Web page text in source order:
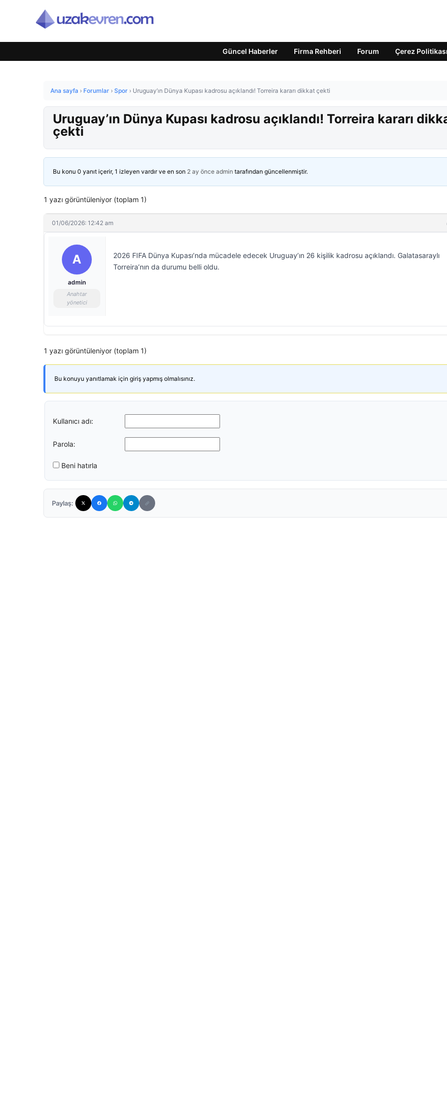
Güncel Haberler Firma Rehberi Forum Çerez Politikası
Ana sayfa › Forumlar › Spor › Uruguay’ın Dünya Kupası kadrosu açıklandı! Torreira kararı dikkat çekti
Uruguay’ın Dünya Kupası kadrosu açıklandı! Torreira kararı
çekti
Bu konu 0 yanıt içerir, 1 izleyen vardır ve en son 2 ay önce admin tarafından güncellenmiştir.
1 yazı görüntüleniyor (toplam 1)
01/06/2026: 12:42 am
A
admin
Anahtar
yönetici
2026 FIFA Dünya Kupası’nda mücadele edecek Uruguay’ın 26 kişilik kadrosu açıklandı. Galatasaraylı
Torreira’nın da durumu belli oldu.
1 yazı görüntüleniyor (toplam 1)
Bu konuyu yanıtlamak için giriş yapmış olmalısınız.
Kullanıcı adı:
Parola:
Beni hatırla
Paylaş: